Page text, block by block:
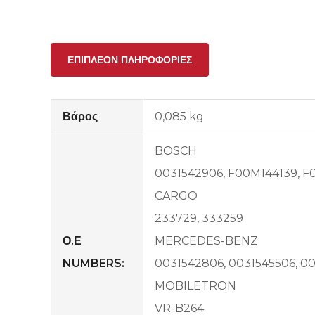
ΕΠΙΠΛΈΟΝ ΠΛΗΡΟΦΟΡΊΕΣ
Βάρος 0,085 kg
Ο.Ε
NUMBERS:
BOSCH
0031542906, F00M144139,
CARGO
233729, 333259
MERCEDES-BENZ
0031542806, 0031545506,
MOBILETRON
VR-B264